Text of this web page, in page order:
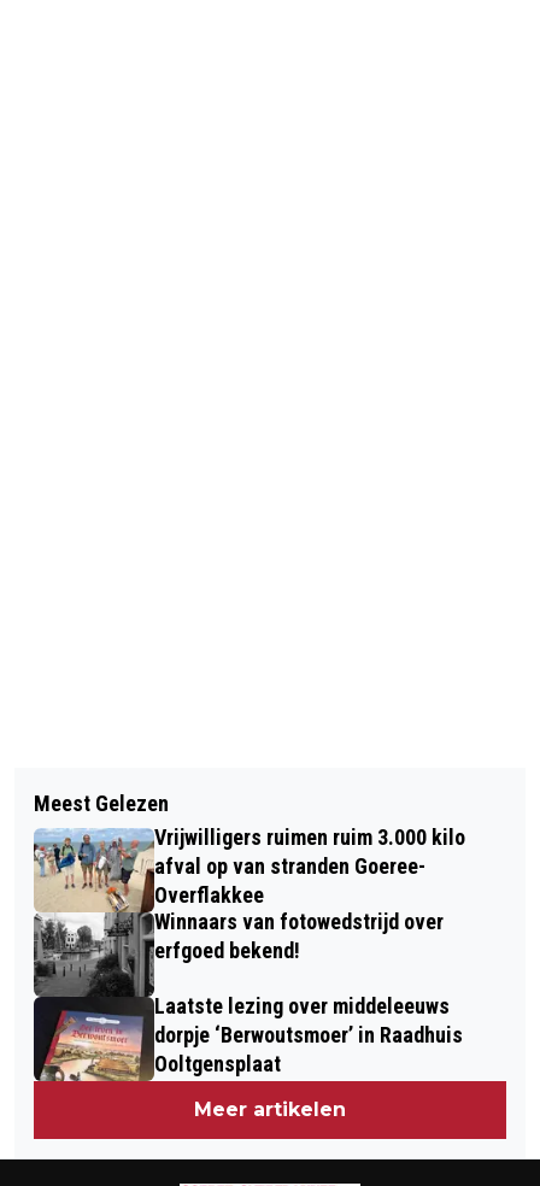
DERDE EDITIE NATURAL HIGH BEACH
FESTIVAL 2025
ZUID-HOLLANDERS ZITTEN HET
VAAKST KRAP BIJ KAS
Meest Gelezen
Vrijwilligers ruimen ruim 3.000 kilo
afval op van stranden Goeree-
Overflakkee
Winnaars van fotowedstrijd over
erfgoed bekend!
Laatste lezing over middeleeuws
dorpje ‘Berwoutsmoer’ in Raadhuis
Ooltgensplaat
Meer artikelen